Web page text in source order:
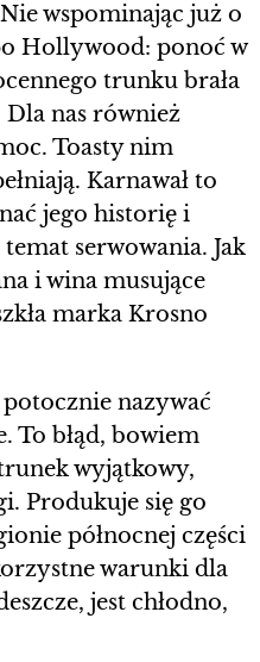
wspominając już o
Hollywood: ponoć w
trunku brała
nas również
Toasty nim
Karnawał to
jego historię i
serwowania. Jak
i wina musujące
marka Krosno
nazywać
To błąd, bowiem
wyjątkowy,
Produkuje się go
północnej części
warunki dla
jest chłodno,